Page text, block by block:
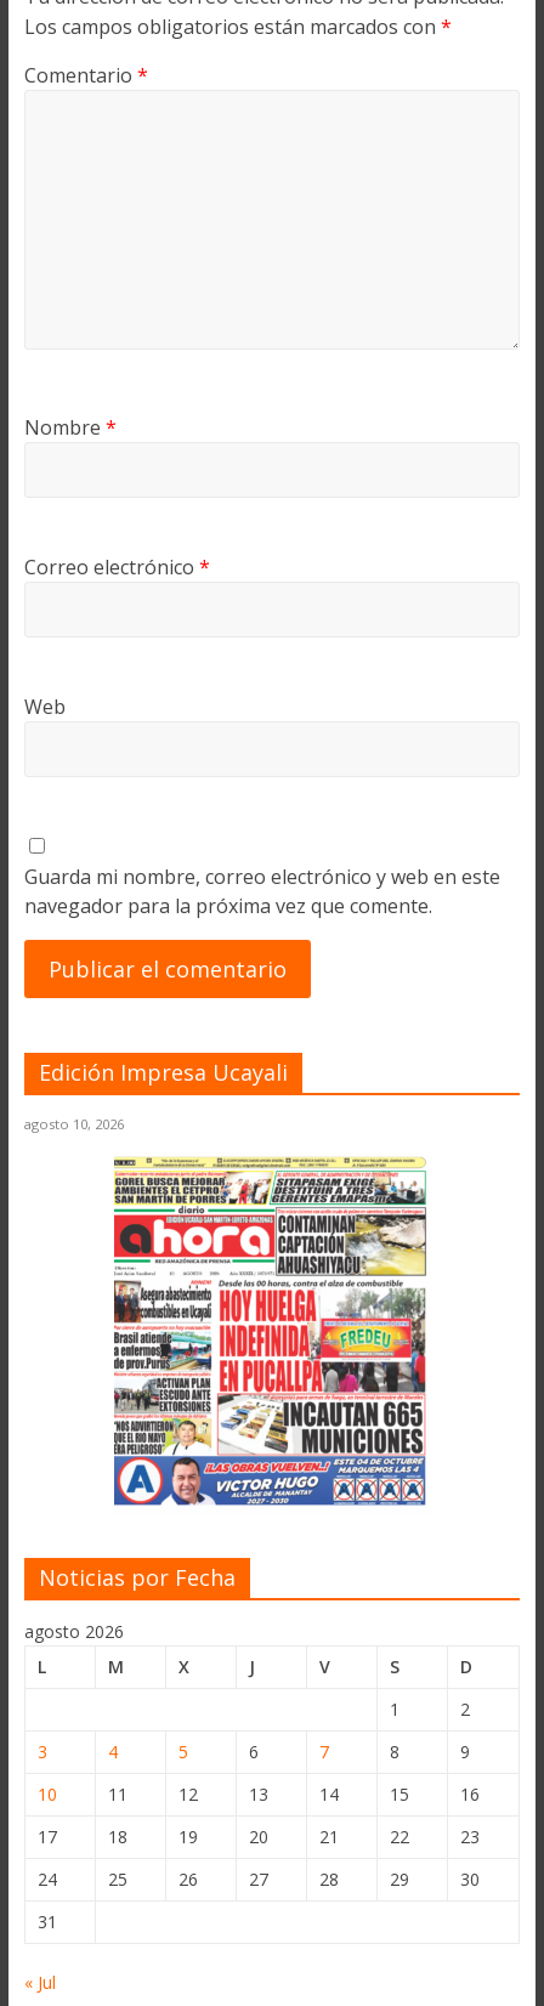
Los campos obligatorios están marcados con *
Comentario *
Nombre *
Correo electrónico *
Web
Guarda mi nombre, correo electrónico y web en este
navegador para la próxima vez que comente.
Edición Impresa Ucayali
agosto 10, 2026
Noticias por Fecha
agosto 2026
L
M X J V S
D
1
2
3
4 5 6 7 8
9
10
11 12 13 14 15
16
17
18 19 20 21 22
23
24
25 26 27 28 29
30
31
« Jul